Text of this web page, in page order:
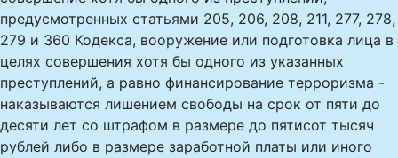
предусмотренных статьями 205, 206, 208, 211, 277, 278,
279 и 360 Кодекса, вооружение или подготовка лица в
целях совершения хотя бы одного из указанных
преступлений, а равно финансирование терроризма -
наказываются лишением свободы на срок от пяти до
десяти лет со штрафом в размере до пятисот тысяч
рублей либо в размере заработной платы или иного